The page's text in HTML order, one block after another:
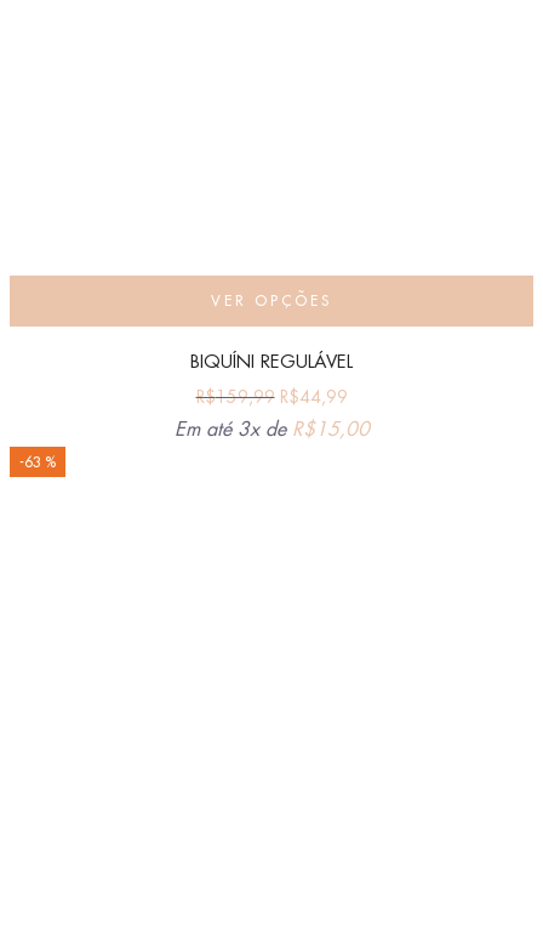
VER OPÇÕES
BIQUÍNI REGULÁVEL
R$159,99 R$44,99
Em até 3x de R$15,00
-63 %